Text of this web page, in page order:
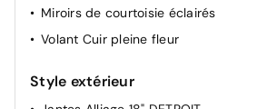
Commutation automatique des feux
Miroirs de courtoisie éclairés
Volant Cuir pleine fleur
Style extérieur